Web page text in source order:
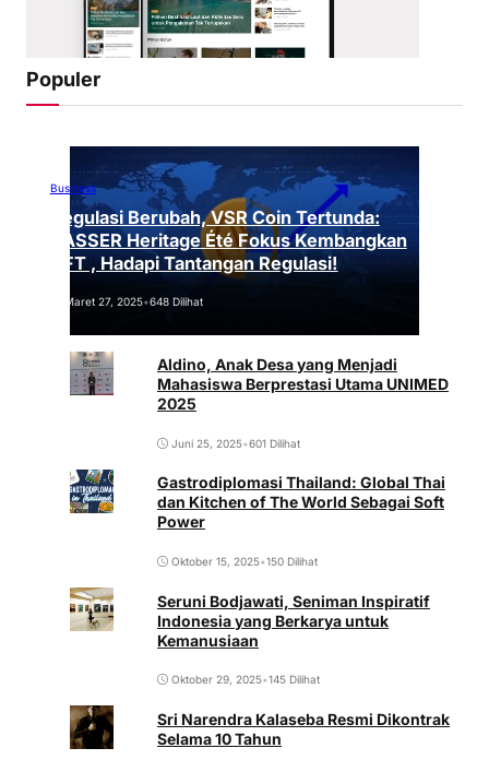
Populer
Business
Regulasi Berubah, VSR Coin Tertunda:
VASSER Heritage Été Fokus Kembangkan
NFT , Hadapi Tantangan Regulasi!
Maret 27, 2025•648 Dilihat
Aldino, Anak Desa yang Menjadi
Mahasiswa Berprestasi Utama UNIMED
2025
Juni 25, 2025•601 Dilihat
Gastrodiplomasi Thailand: Global Thai
dan Kitchen of The World Sebagai Soft
Power
Oktober 15, 2025•150 Dilihat
Seruni Bodjawati, Seniman Inspiratif
Indonesia yang Berkarya untuk
Kemanusiaan
Oktober 29, 2025•145 Dilihat
Sri Narendra Kalaseba Resmi Dikontrak
Selama 10 Tahun